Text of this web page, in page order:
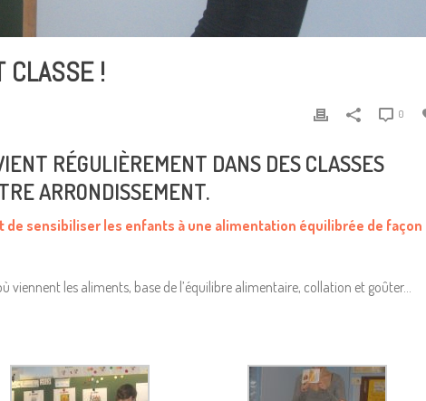
CLASSE !
0
RÉGULIÈREMENT DANS DES CLASSES
ARRONDISSEMENT.
sensibiliser les enfants à une alimentation équilibrée de façon
viennent les aliments, base de l’équilibre alimentaire, collation et goûter…